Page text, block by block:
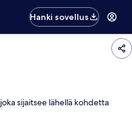
Hanki sovellus
sijaitsee lähellä kohdetta